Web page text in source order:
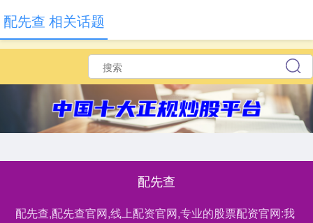
配先查
配先查,配先查官网,线上配资官网,专业的股票配资官网:我
配先查 相关话题